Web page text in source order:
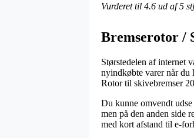
Vurderet til 4.6 ud af 5
Bremserotor /
Størstedelen af internet
nyindkøbte varer når du
Rotor til skivebremser
Du kunne omvendt
men på den anden side
med kort afstand til e-